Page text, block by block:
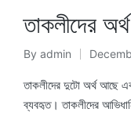
তাকলীদের
Posted
by
By admin
তাকলীদের দুটো অর্থ আছে
ব্যবহৃত। তাকলীদের